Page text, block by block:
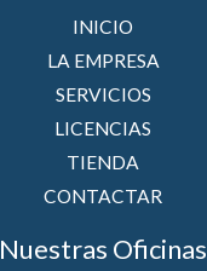
INICIO
LA EMPRESA
SERVICIOS
LICENCIAS
TIENDA
CONTACTAR
Nuestras Oficinas